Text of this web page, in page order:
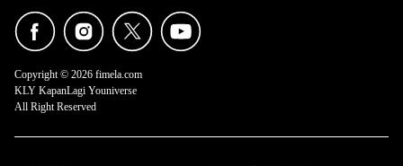
Copyright © 2026 fimela.com
KLY KapanLagi Youniverse
All Right Reserved